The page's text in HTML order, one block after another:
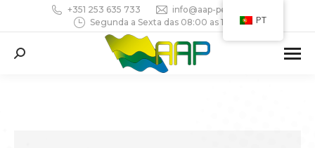
+351 253 635 733
info@aap-pedreiras.pt
Segunda a Sexta das 08:00 as 18:30
Search:
PT